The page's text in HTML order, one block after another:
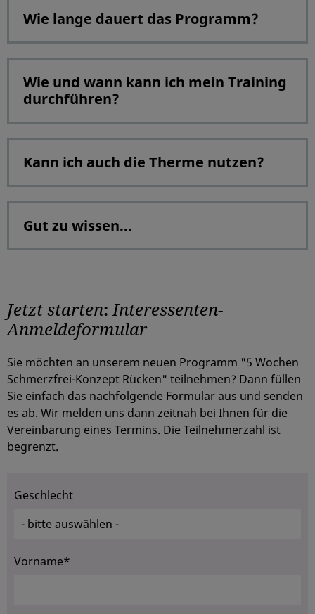
Wie lange dauert das Programm?
Wie und wann kann ich mein Training
durchführen?
Kann ich auch die Therme nutzen?
Gut zu wissen...
Jetzt starten:Interessenten-
Anmeldeformular
Sie möchten an unserem neuen Programm "5 Wochen
Schmerzfrei-Konzept Rücken" teilnehmen? Dann füllen
Sie einfach das nachfolgende Formular aus und senden
es ab. Wir melden uns dann zeitnah bei Ihnen für die
Vereinbarung eines Termins. Die Teilnehmerzahl ist
begrenzt.
Geschlecht
Vorname*